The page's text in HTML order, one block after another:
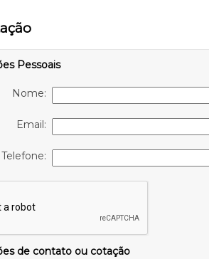
Pessoais
Nome:
Email:
Telefone:
de contato ou cotação